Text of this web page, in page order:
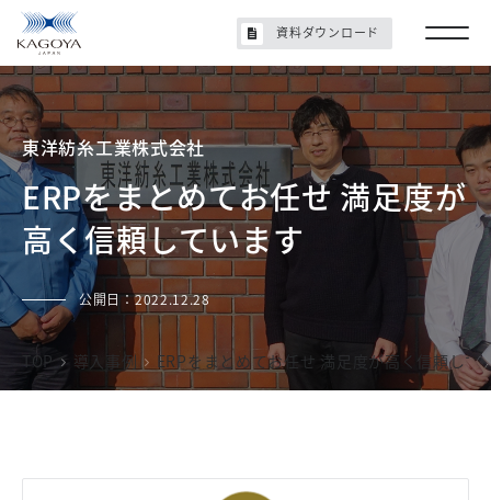
ERPをまとめてお任せ 満足度が
高く信頼しています
東洋紡糸工業株式会社
公開日：2022.12.28
TOP 導入事例 ERPをまとめてお任せ 満足度が高く信頼して
資料ダウンロード